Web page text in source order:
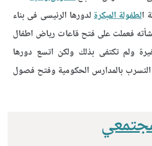
الطفولة المبكرة لدورها الرئيسى فى بناء
فعملت على فتح قاعات رياض اطفال
ولم تكتفى بذلك ولكن اتسع دورها
بالمدارس الحكومية وفتح فصول